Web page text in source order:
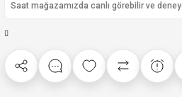
Saat mağazamızda canlı görebilir ve